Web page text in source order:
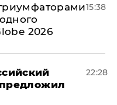
2026
15:38
22:28